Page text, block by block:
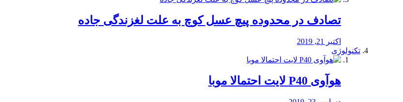
تصادف در محدوده پیچ عسل کوچ به علت لغزندگی جاده
اکتبر 21, 2019
تکنولوژی
هوآوی P40 لایت احتمالا موبا